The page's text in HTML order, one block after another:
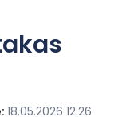
18.05.2026 12:26